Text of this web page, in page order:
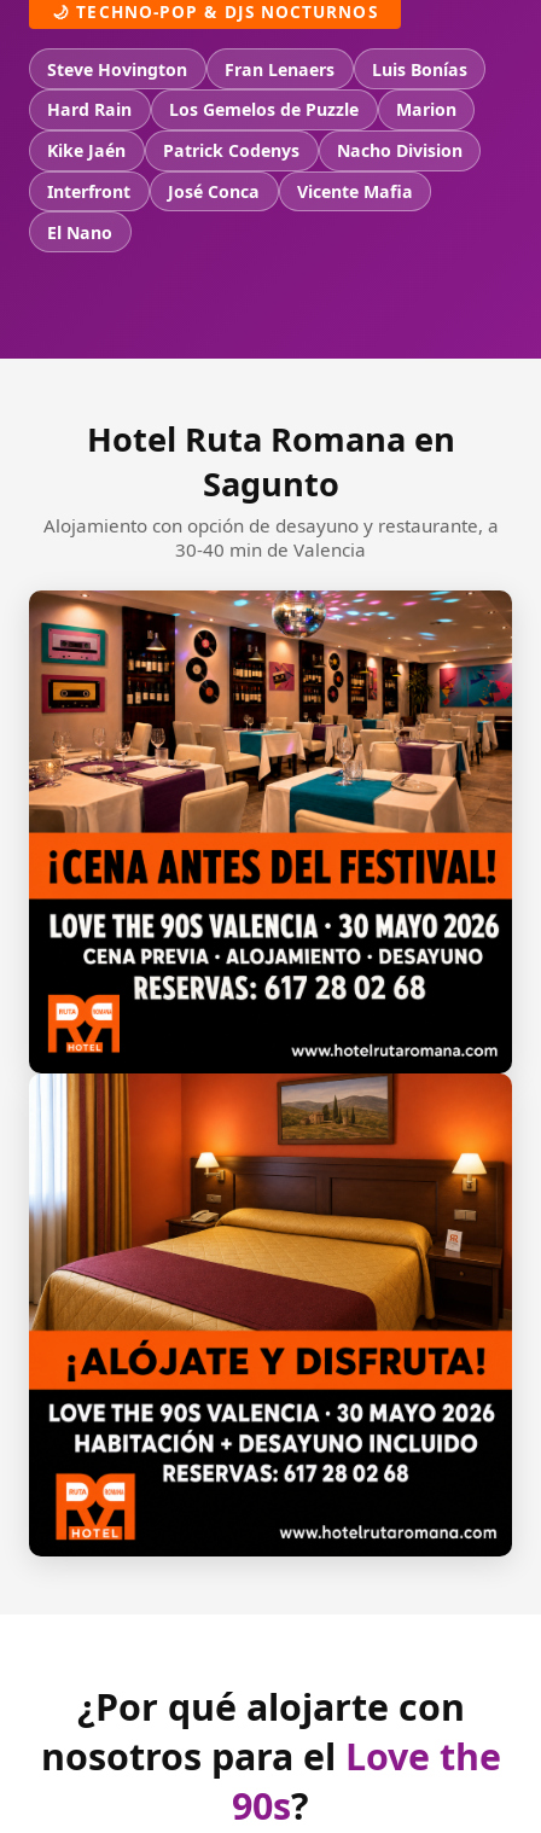
🌙 TECHNO-POP & DJS NOCTURNOS
Steve Hovington Fran Lenaers
Luis Bonías
Hard Rain
Los Gemelos de Puzzle
Marion
Kike Jaén
Patrick Codenys
Nacho Division
Interfront
José Conca
Vicente Mafia
El Nano
Hotel Ruta Romana en
Sagunto
Alojamiento con opción de desayuno y restaurante, a
30-40 min de Valencia
¿Por qué alojarte con
nosotros para el Love the
90s?